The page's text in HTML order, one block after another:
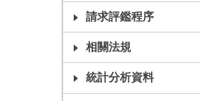
請求評鑑程序
相關法規
統計分析資料